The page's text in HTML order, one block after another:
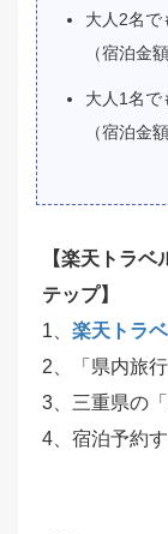
大人2名で
（宿泊金
大人1名で
（宿泊金
【楽天トラベ
テップ】
1、 楽天トラ
2、「県内旅
3、三重県の
4、宿泊予約